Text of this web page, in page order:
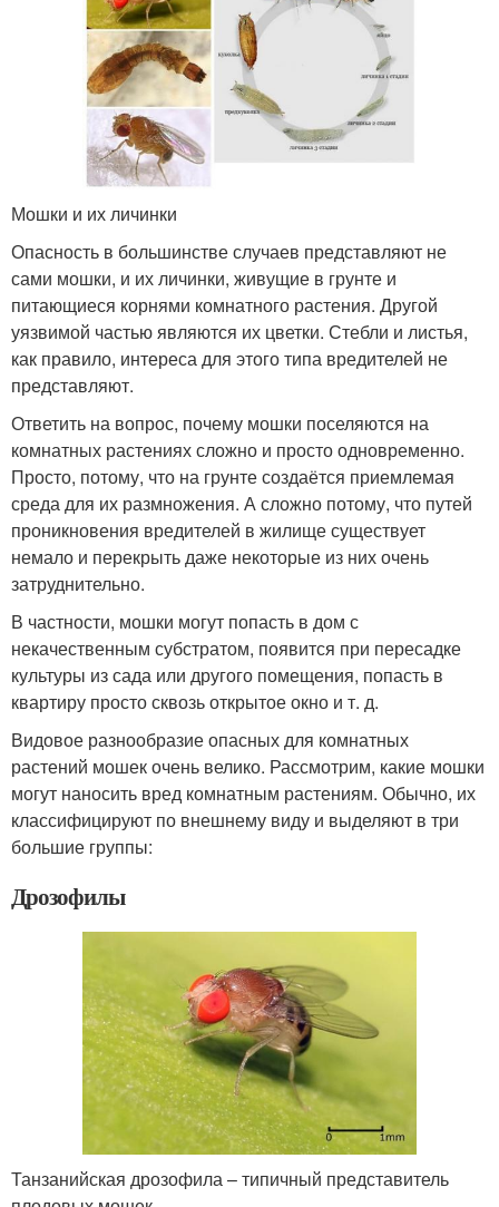
Мошки и их личинки
Опасность в большинстве случаев представляют не
сами мошки, и их личинки, живущие в грунте и
питающиеся корнями комнатного растения. Другой
уязвимой частью являются их цветки. Стебли и листья,
как правило, интереса для этого типа вредителей не
представляют.
Ответить на вопрос, почему мошки поселяются на
комнатных растениях сложно и просто одновременно.
Просто, потому, что на грунте создаётся приемлемая
среда для их размножения. А сложно потому, что путей
проникновения вредителей в жилище существует
немало и перекрыть даже некоторые из них очень
затруднительно.
В частности, мошки могут попасть в дом с
некачественным субстратом, появится при пересадке
культуры из сада или другого помещения, попасть в
квартиру просто сквозь открытое окно и т. д.
Видовое разнообразие опасных для комнатных
растений мошек очень велико. Рассмотрим, какие мошки
могут наносить вред комнатным растениям. Обычно, их
классифицируют по внешнему виду и выделяют в три
большие группы:
Дрозофилы
Танзанийская дрозофила – типичный представитель